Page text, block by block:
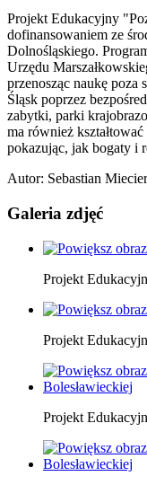
Projekt Edukacyjny
dofinansowaniem ze
Dolnośląskiego.
Urzędu
przenosząc naukę
Śląsk poprzez
zabytki, parki
ma również
pokazując, jak bogaty i
Autor: Sebastian
Galeria zdjęć
Projekt
Projekt
Projekt